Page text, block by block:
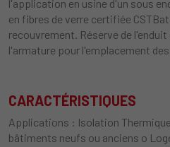
l'application en usine d'un sous
en fibres de verre certifiée
recouvrement. Réserve de
l'armature pour l'emplacement
CARACTÉRISTIQUES
Applications : Isolation
bâtiments neufs ou anciens o